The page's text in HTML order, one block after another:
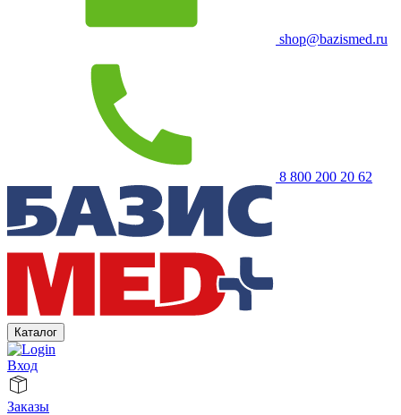
shop@bazismed.ru
8 800 200 20 62
Каталог
Вход
Заказы